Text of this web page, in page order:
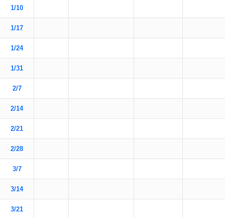
1/10
1/17
1/24
1/31
2/7
2/14
2/21
2/28
3/7
3/14
3/21